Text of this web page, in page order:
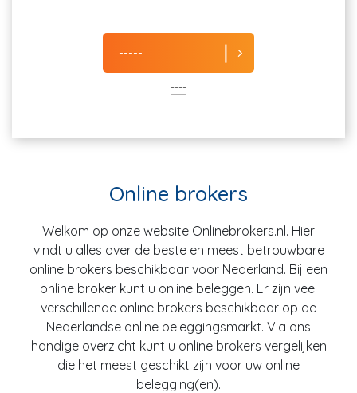
-----
----
Online brokers
Welkom op onze website Onlinebrokers.nl. Hier
vindt u alles over de beste en meest betrouwbare
online brokers beschikbaar voor Nederland. Bij een
online broker kunt u online beleggen. Er zijn veel
verschillende online brokers beschikbaar op de
Nederlandse online beleggingsmarkt. Via ons
handige overzicht kunt u online brokers vergelijken
die het meest geschikt zijn voor uw online
belegging(en).